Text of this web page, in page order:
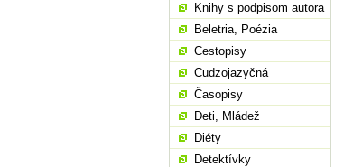
Knihy s podpisom autora
Beletria, Poézia
Cestopisy
Cudzojazyčná
Časopisy
Deti, Mládež
Diéty
Detektívky